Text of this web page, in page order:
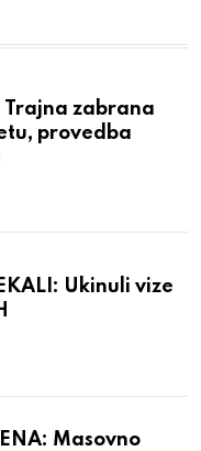
Trajna zabrana
provedba
Ukinuli vize
Masovno